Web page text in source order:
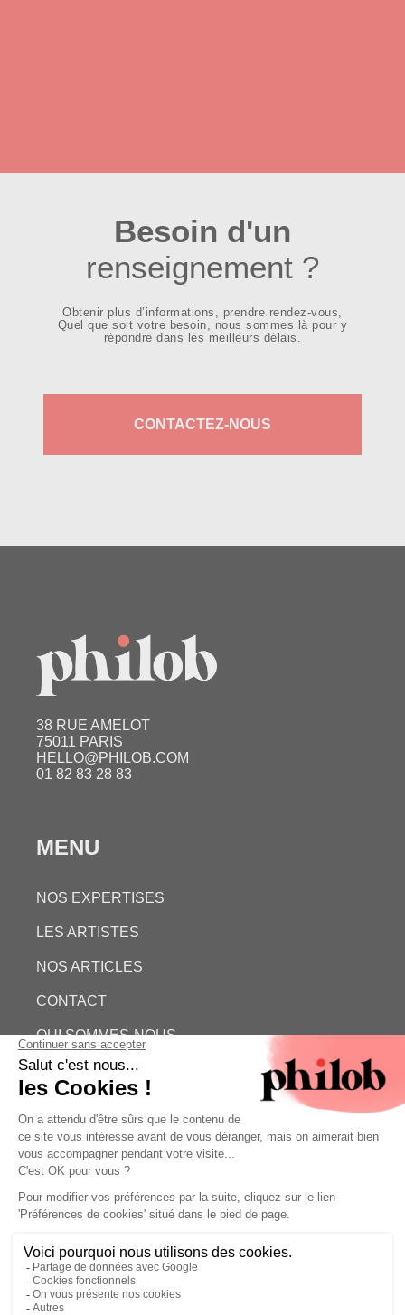
Besoin d'un
renseignement ?
Obtenir plus d’informations, prendre rendez-vous,
Quel que soit votre besoin, nous sommes là pour y
répondre dans les meilleurs délais.
CONTACTEZ-NOUS
38 RUE AMELOT
75011 PARIS
HELLO@PHILOB.COM
01 82 83 28 83
MENU
NOS EXPERTISES
LES ARTISTES
NOS ARTICLES
CONTACT
QUI SOMMES-NOUS
ESTIMATION GRATUITE
PHILOB
MENTIONS LÉGALES